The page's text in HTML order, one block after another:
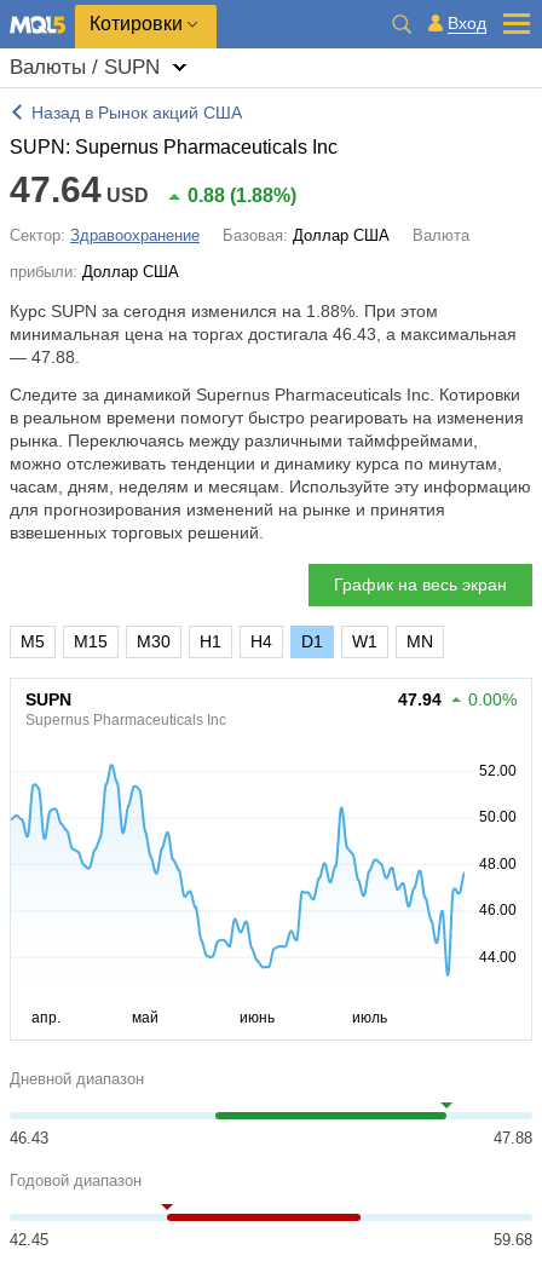
Котировки Вход
Валюты / SUPN
Назад в Рынок акций США
SUPN: Supernus Pharmaceuticals Inc
47.64 USD 0.88 (1.88%)
Сектор: Здравоохранение Базовая: Доллар США
Валюта
прибыли: Доллар США
Курс SUPN за сегодня изменился на 1.88% . При этом
минимальная цена на торгах достигала 46.43, а максимальная
— 47.88.
Следите за динамикой Supernus Pharmaceuticals Inc. Котировки
в реальном времени помогут быстро реагировать на изменения
рынка. Переключаясь между различными таймфреймами,
можно отслеживать тенденции и динамику курса по минутам,
часам, дням, неделям и месяцам. Используйте эту информацию
для прогнозирования изменений на рынке и принятия
взвешенных торговых решений.
График на весь экран
M5 M15 M30 H1 H4 D1 W1 MN
SUPN
Supernus Pharmaceuticals Inc
47.94 0.00%
Дневной диапазон
46.43 47.88
Годовой диапазон
42.45 59.68